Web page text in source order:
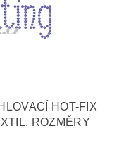
HOT-FIX
ROZMĚRY